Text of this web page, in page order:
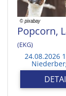
Popcorn,
(EKG)
24.08.2026